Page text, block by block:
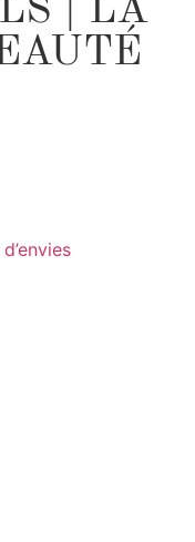
| LA